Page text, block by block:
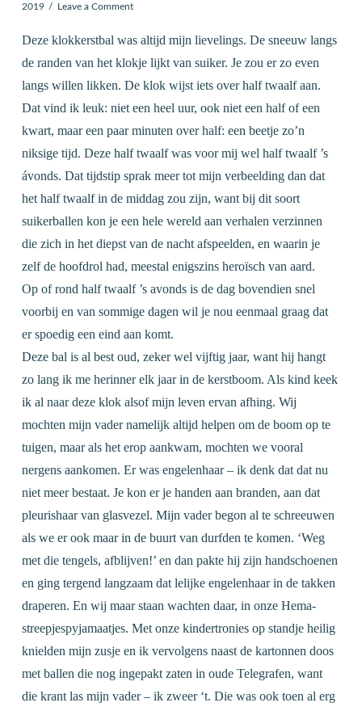
2019
Leave a Comment
Deze klokkerstbal was altijd mijn lievelings. De sneeuw langs
de randen van het klokje lijkt van suiker. Je zou er zo even
langs willen likken. De klok wijst iets over half twaalf aan.
Dat vind ik leuk: niet een heel uur, ook niet een half of een
kwart, maar een paar minuten over half: een beetje zo’n
niksige tijd. Deze half twaalf was voor mij wel half twaalf ’s
ávonds. Dat tijdstip sprak meer tot mijn verbeelding dan dat
het half twaalf in de middag zou zijn, want bij dit soort
suikerballen kon je een hele wereld aan verhalen verzinnen
die zich in het diepst van de nacht afspeelden, en waarin je
zelf de hoofdrol had, meestal enigszins heroïsch van aard.
Op of rond half twaalf ’s avonds is de dag bovendien snel
voorbij en van sommige dagen wil je nou eenmaal graag dat
er spoedig een eind aan komt.
Deze bal is al best oud, zeker wel vijftig jaar, want hij hangt
zo lang ik me herinner elk jaar in de kerstboom. Als kind keek
ik al naar deze klok alsof mijn leven ervan afhing. Wij
mochten mijn vader namelijk altijd helpen om de boom op te
tuigen, maar als het erop aankwam, mochten we vooral
nergens aankomen. Er was engelenhaar – ik denk dat dat nu
niet meer bestaat. Je kon er je handen aan branden, aan dat
pleurishaar van glasvezel. Mijn vader begon al te schreeuwen
als we er ook maar in de buurt van durfden te komen. ‘Weg
met die tengels, afblijven!’ en dan pakte hij zijn handschoenen
en ging tergend langzaam dat lelijke engelenhaar in de takken
draperen. En wij maar staan wachten daar, in onze Hema-
streepjespyjamaatjes. Met onze kindertronies op standje heilig
knielden mijn zusje en ik vervolgens naast de kartonnen doos
met ballen die nog ingepakt zaten in oude Telegrafen, want
die krant las mijn vader – ik zweer ‘t. Die was ook toen al erg